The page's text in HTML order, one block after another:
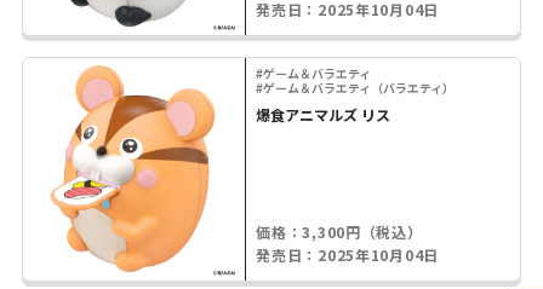
発売日：2025年10月04日
#ゲーム＆バラエティ
#ゲーム＆バラエティ（バラエティ）
爆食アニマルズ リス
価格：3,300円（税込）
発売日：2025年10月04日